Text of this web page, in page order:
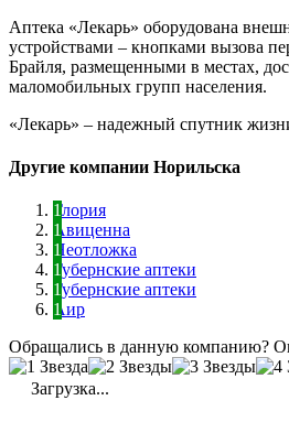
Аптека «Лекарь» оборудована
устройствами – кнопками вызова
Брайля, размещенными в местах,
маломобильных групп населения.
«Лекарь» – надежный спутник
Другие компании Норильска
Глория
Авиценна
Неотложка
Губернские аптеки
Губернские аптеки
Аир
Обращались в данную компанию?
Загрузка...